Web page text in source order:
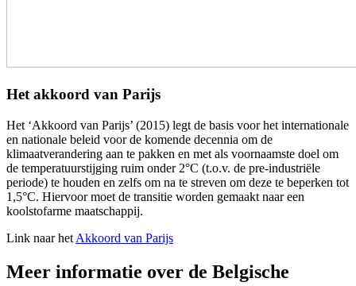
Het akkoord van Parijs
Het ‘Akkoord van Parijs’ (2015) legt de basis voor het internationale
en nationale beleid voor de komende decennia om de
klimaatverandering aan te pakken en met als voornaamste doel om
de temperatuurstijging ruim onder 2°C (t.o.v. de pre-industriële
periode) te houden en zelfs om na te streven om deze te beperken tot
1,5°C. Hiervoor moet de transitie worden gemaakt naar een
koolstofarme maatschappij.
Link naar het Akkoord van Parijs
Meer informatie over de Belgische